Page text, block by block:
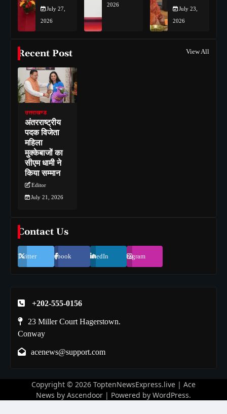
July 27,
2026
2026
July 23,
2026
Recent Post View All
उत्तराखण्ड
अंतरराष्ट्रीय
पदक विजेता
महिला
मुक्केबाजों का
सीएम धामी ने
किया सम्मान
Editor
July 21, 2026
Contact Us
Twitter Facebook LinkedIn Instagram
+202-555-0156
23 Miller Court Hagerstown.
Conway
acenews@support.com
Copyright © 2026 ToptenNewsExpress.live | Ace
News by Ascendoor | Powered by WordPress.